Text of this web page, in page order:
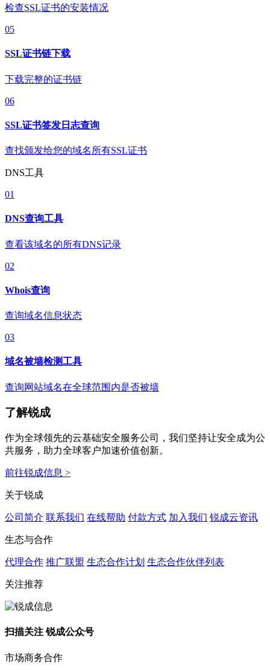
检查SSL证书的安装情况
05
SSL证书链下载
下载完整的证书链
06
SSL证书签发日志查询
查找颁发给您的域名所有SSL证书
DNS工具
01
DNS查询工具
查看该域名的所有DNS记录
02
Whois查询
查询域名信息状态
03
域名被墙检测工具
查询网站域名在全球范围内是否被墙
了解锐成
作为全球领先的云基础安全服务公司，我们坚持让安全成为公
共服务，助力全球客户加速价值创新。
前往锐成信息 >
关于锐成
公司简介 联系我们 在线帮助 付款方式 加入我们 锐成云资讯
生态与合作
代理合作 推广联盟 生态合作计划 生态合作伙伴列表
关注推荐
扫描关注 锐成公众号
市场商务合作